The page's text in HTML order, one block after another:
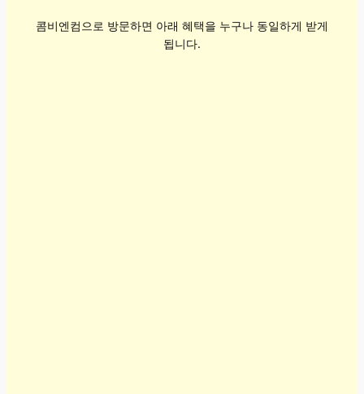
콤비엔컴으로 방문하면 아래 혜택을 누구나 동일하게 받게
됩니다.